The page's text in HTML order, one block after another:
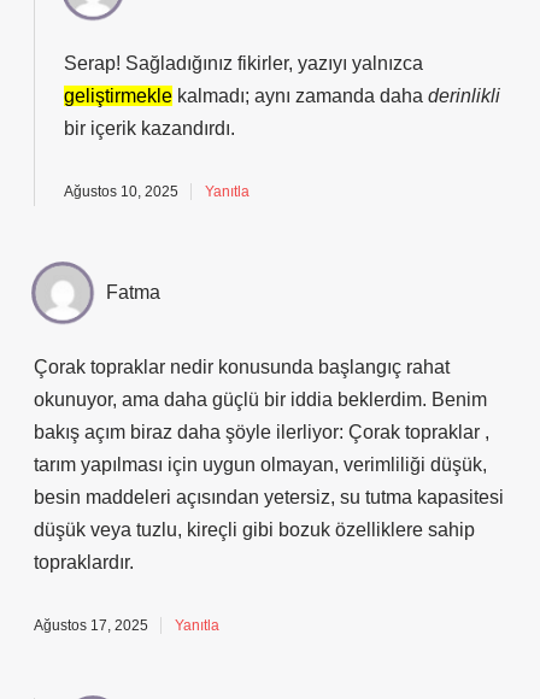
Serap! Sağladığınız fikirler, yazıyı yalnızca
geliştirmekle kalmadı; aynı zamanda daha derinlikli
bir içerik kazandırdı.
Ağustos 10, 2025 Yanıtla
Fatma
Çorak topraklar nedir konusunda başlangıç rahat
okunuyor, ama daha güçlü bir iddia beklerdim. Benim
bakış açım biraz daha şöyle ilerliyor: Çorak topraklar ,
tarım yapılması için uygun olmayan, verimliliği düşük,
besin maddeleri açısından yetersiz, su tutma kapasitesi
düşük veya tuzlu, kireçli gibi bozuk özelliklere sahip
topraklardır.
Ağustos 17, 2025 Yanıtla